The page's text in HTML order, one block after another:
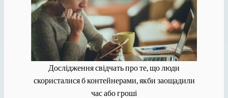
Дослідження свідчать про те, що люди
скористалися б контейнерами, якби заощадили
час або гроші